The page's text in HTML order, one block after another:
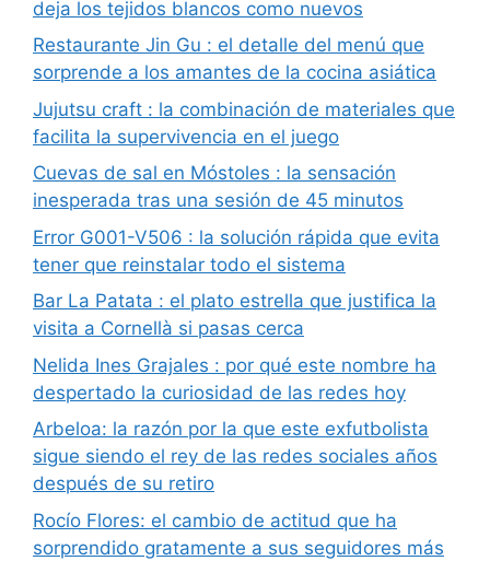
deja los tejidos blancos como nuevos
Restaurante Jin Gu : el detalle del menú que
sorprende a los amantes de la cocina asiática
Jujutsu craft : la combinación de materiales que
facilita la supervivencia en el juego
Cuevas de sal en Móstoles : la sensación
inesperada tras una sesión de 45 minutos
Error G001-V506 : la solución rápida que evita
tener que reinstalar todo el sistema
Bar La Patata : el plato estrella que justifica la
visita a Cornellà si pasas cerca
Nelida Ines Grajales : por qué este nombre ha
despertado la curiosidad de las redes hoy
Arbeloa: la razón por la que este exfutbolista
sigue siendo el rey de las redes sociales años
después de su retiro
Rocío Flores: el cambio de actitud que ha
sorprendido gratamente a sus seguidores más